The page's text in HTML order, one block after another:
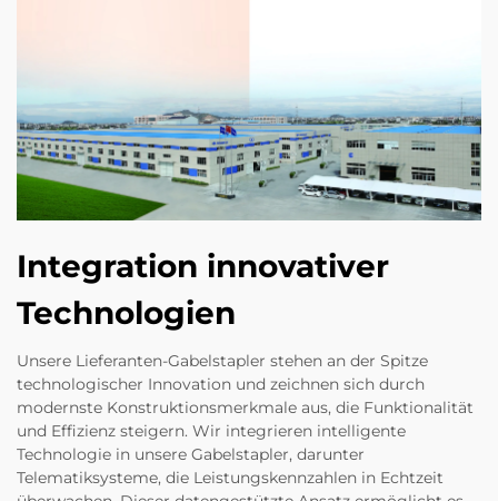
Integration innovativer
Technologien
Unsere Lieferanten-Gabelstapler stehen an der Spitze
technologischer Innovation und zeichnen sich durch
modernste Konstruktionsmerkmale aus, die Funktionalität
und Effizienz steigern. Wir integrieren intelligente
Technologie in unsere Gabelstapler, darunter
Telematiksysteme, die Leistungskennzahlen in Echtzeit